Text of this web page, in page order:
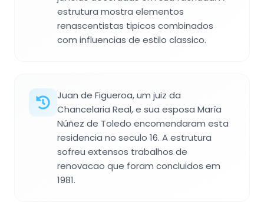
estrutura mostra elementos
renascentistas tipicos combinados
com influencias de estilo classico.
Juan de Figueroa, um juiz da
Chancelaria Real, e sua esposa María
Núñez de Toledo encomendaram esta
residencia no seculo 16. A estrutura
sofreu extensos trabalhos de
renovacao que foram concluidos em
1981.